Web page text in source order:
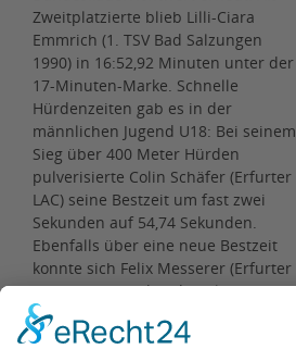
Zweitplatzierte blieb Lilli-Ciara
Emmrich (1. TSV Bad Salzungen
1990) in 16:52,92 Minuten unter der
17-Minuten-Marke. Schnelle
Hürdenzeiten gab es in der
männlichen Jugend U18: Bei seinem
Sieg über 400 Meter Hürden
pulverisierte Colin Schäfer (Erfurter
LAC) seine Bestzeit um fast zwei
Sekunden auf 54,74 Sekunden.
Ebenfalls über eine neue Bestzeit
konnte sich Felix Messerer (Erfurter
LAC) in 55,89 Sekunden als
Zweitplatzierter freuen. Auf Rang
drei kam Luca Toni Zaremba (LC